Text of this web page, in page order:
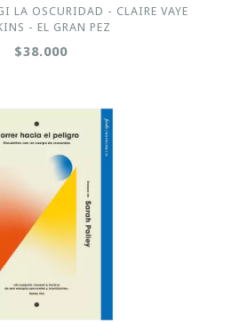
LA OSCURIDAD - CLAIRE VAYE
- EL GRAN PEZ
$38.000